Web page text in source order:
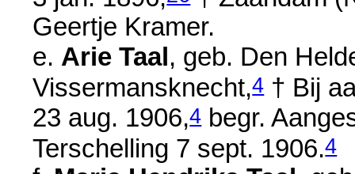
Geertje Kramer.
e. Arie Taal , geb. Den
Vissermansknecht,4† Bij
23 aug. 1906,4begr.
Terschelling 7 sept. 1906.4